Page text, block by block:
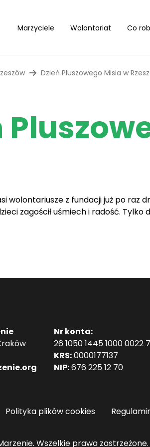
Marzyciele Wolontariat Co
Dzień Pluszowego Misia w
wolontariusze z fundacji już po raz
zagościł uśmiech i radość. Tylko
Nr konta:
26 1050 1445 1000 0022
KRS:0000177137
NIP:676 225 12 70
Polityka plików cookies
Wszelkie prawa zastrzeżone.